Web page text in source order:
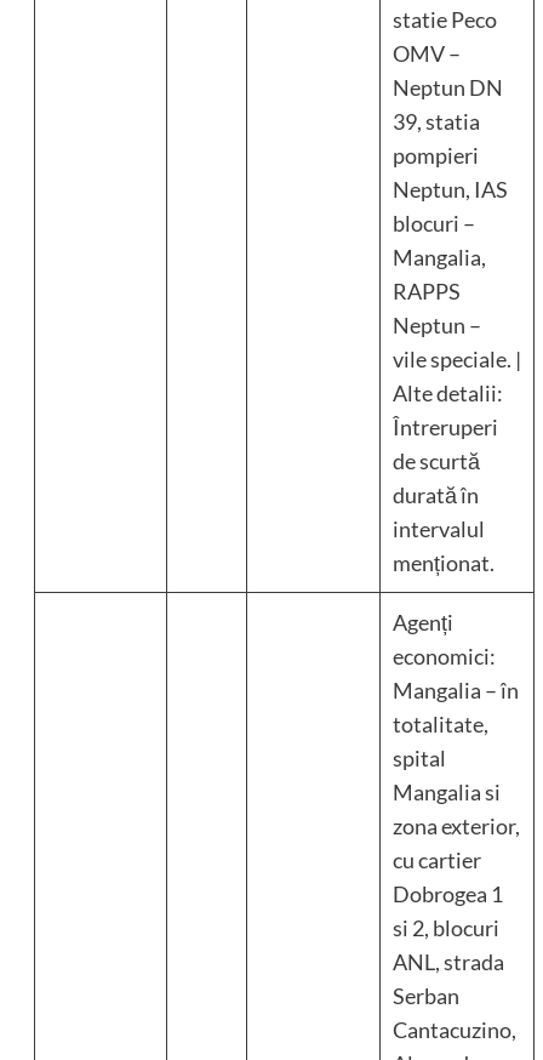
statie Peco
OMV –
Neptun DN
39, statia
pompieri
Neptun, IAS
blocuri –
Mangalia,
RAPPS
Neptun –
vile speciale. |
Alte detalii:
Întreruperi
de scurtă
durată în
intervalul
menționat.
Agenți
economici:
Mangalia – în
totalitate,
spital
Mangalia si
zona exterior,
cu cartier
Dobrogea 1
si 2, blocuri
ANL, strada
Serban
Cantacuzino,